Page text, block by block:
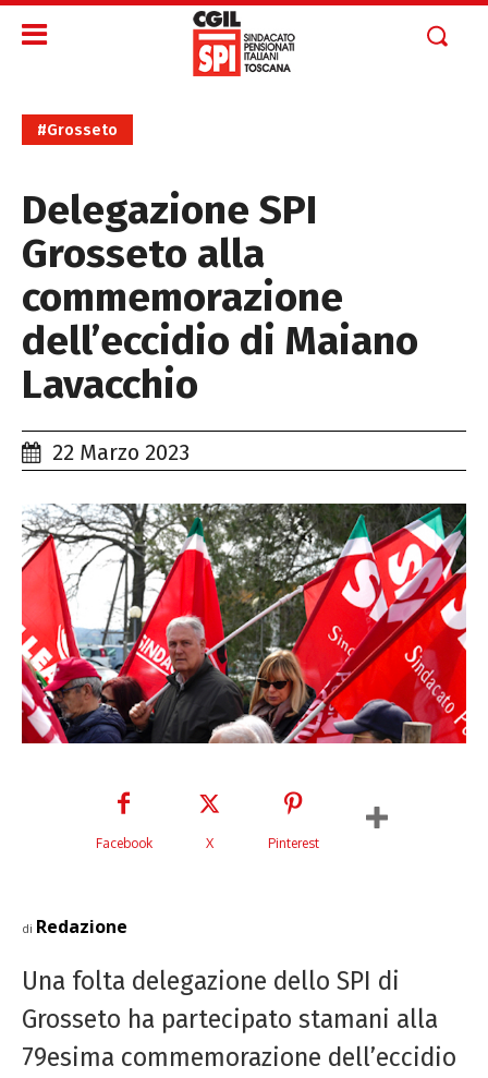
#Grosseto
Delegazione SPI
Grosseto alla
commemorazione
dell’eccidio di Maiano
Lavacchio
22 Marzo 2023
Facebook X Pinterest
di Redazione
Una folta delegazione dello SPI di
Grosseto ha partecipato stamani alla
79esima commemorazione dell’eccidio